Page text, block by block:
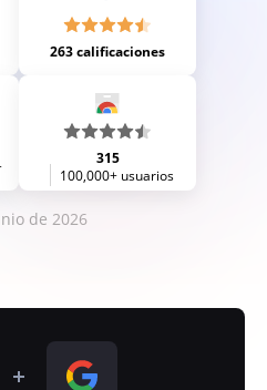
263 calificaciones
315
100,000+ usuarios
de 2026